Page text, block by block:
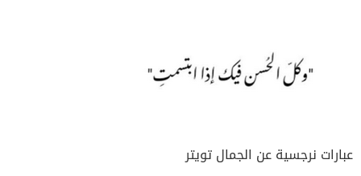
عبارات نرجسية عن الجمال تويتر